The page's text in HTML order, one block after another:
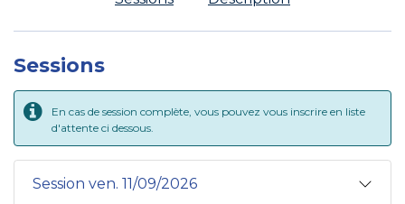
Sessions
En cas de session complète, vous pouvez vous inscrire en liste
d'attente ci dessous.
Session ven. 11/09/2026